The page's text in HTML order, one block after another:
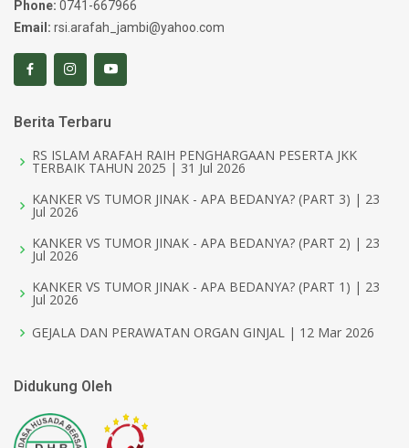
Phone: 0741-667966
Email: rsi.arafah_jambi@yahoo.com
Berita Terbaru
RS ISLAM ARAFAH RAIH PENGHARGAAN PESERTA JKK
TERBAIK TAHUN 2025 | 31 Jul 2026
KANKER VS TUMOR JINAK - APA BEDANYA? (PART 3) | 23
Jul 2026
KANKER VS TUMOR JINAK - APA BEDANYA? (PART 2) | 23
Jul 2026
KANKER VS TUMOR JINAK - APA BEDANYA? (PART 1) | 23
Jul 2026
GEJALA DAN PERAWATAN ORGAN GINJAL | 12 Mar 2026
Didukung Oleh